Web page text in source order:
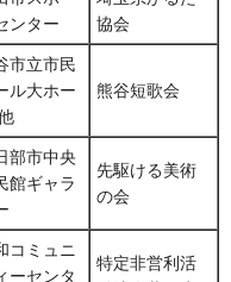
ンター
協会
市立市民
ル大ホー
熊谷短歌会
部市中央
館ギャラ
先駆ける美術
の会
コミュニ
ーセンタ
特定非営利活